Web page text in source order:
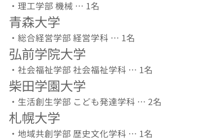
・理工学部 機械 … 1名
青森大学
・総合経営学部 経営学科 … 1名
弘前学院大学
・社会福祉学部 社会福祉学科 … 1名
柴田学園大学
・生活創生学部 こども発達学科 … 2名
札幌大学
・地域共創学部 歴史文化学科 … 1名